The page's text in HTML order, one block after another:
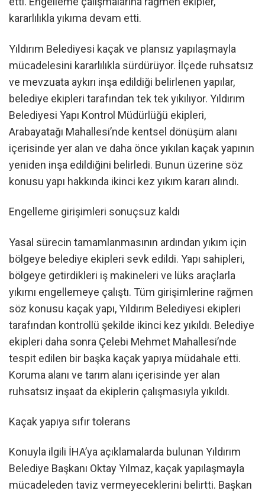
kararlılıkla yıkıma devam etti.
Yıldırım Belediyesi kaçak ve plansız yapılaşmayla
mücadelesini kararlılıkla sürdürüyor. İlçede ruhsatsız
ve mevzuata aykırı inşa edildiği belirlenen yapılar,
belediye ekipleri tarafından tek tek yıkılıyor. Yıldırım
Belediyesi Yapı Kontrol Müdürlüğü ekipleri,
Arabayatağı Mahallesi’nde kentsel dönüşüm alanı
içerisinde yer alan ve daha önce yıkılan kaçak yapının
yeniden inşa edildiğini belirledi. Bunun üzerine söz
konusu yapı hakkında ikinci kez yıkım kararı alındı.
Engelleme girişimleri sonuçsuz kaldı
Yasal sürecin tamamlanmasının ardından yıkım için
bölgeye belediye ekipleri sevk edildi. Yapı sahipleri,
bölgeye getirdikleri iş makineleri ve lüks araçlarla
yıkımı engellemeye çalıştı. Tüm girişimlerine rağmen
söz konusu kaçak yapı, Yıldırım Belediyesi ekipleri
tarafından kontrollü şekilde ikinci kez yıkıldı. Belediye
ekipleri daha sonra Çelebi Mehmet Mahallesi’nde
tespit edilen bir başka kaçak yapıya müdahale etti.
Koruma alanı ve tarım alanı içerisinde yer alan
ruhsatsız inşaat da ekiplerin çalışmasıyla yıkıldı.
Kaçak yapıya sıfır tolerans
Konuyla ilgili İHA’ya açıklamalarda bulunan Yıldırım
Belediye Başkanı Oktay Yılmaz, kaçak yapılaşmayla
mücadeleden taviz vermeyeceklerini belirtti. Başkan